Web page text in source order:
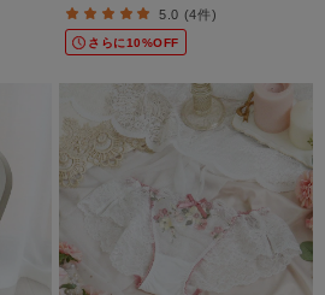
5.0 (4件)
さらに10%OFF